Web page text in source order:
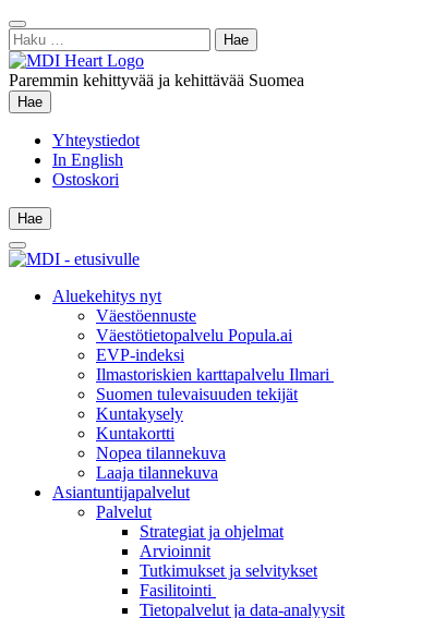
Siirry
sisältöön
Sulje
hae
Haku:
Paremmin kehittyvää ja kehittävää Suomea
Hae
Hae
Yhteystiedot
In English
Ostoskori
Hae
Hae
Main
Menu
Aluekehitys nyt
Väestöennuste
Väestötietopalvelu Popula.ai
EVP-indeksi
Ilmastoriskien karttapalvelu Ilmari
Suomen tulevaisuuden tekijät
Kuntakysely
Kuntakortti
Nopea tilannekuva
Laaja tilannekuva
Asiantuntijapalvelut
Palvelut
Strategiat ja ohjelmat
Arvioinnit
Tutkimukset ja selvitykset
Fasilitointi
Tietopalvelut ja data-analyysit